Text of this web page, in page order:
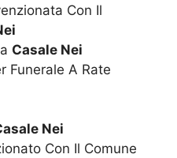
Con Il
Casale Nei
Funerale A Rate
Nei
Con Il Comune